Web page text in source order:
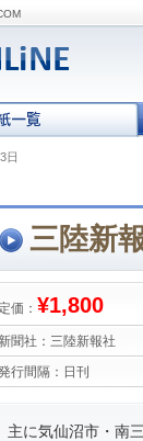
日
三陸新
定価： ¥1,800
新聞社： 三陸新報社
行間隔： 日刊
主に気仙沼市・南